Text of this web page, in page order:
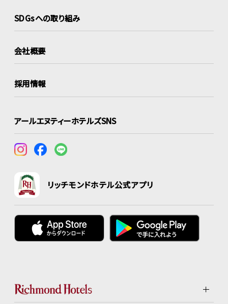
SDGsへの取り組み
会社概要
採用情報
アールエヌティーホテルズSNS
リッチモンドホテル公式アプリ